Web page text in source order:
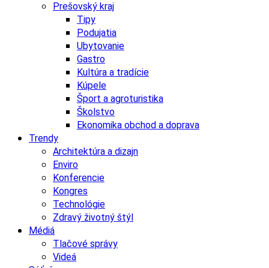
Prešovský kraj
Tipy
Podujatia
Ubytovanie
Gastro
Kultúra a tradície
Kúpele
Šport a agroturistika
Školstvo
Ekonomika obchod a doprava
Trendy
Architektúra a dizajn
Enviro
Konferencie
Kongres
Technológie
Zdravý životný štýl
Médiá
Tlačové správy
Videá